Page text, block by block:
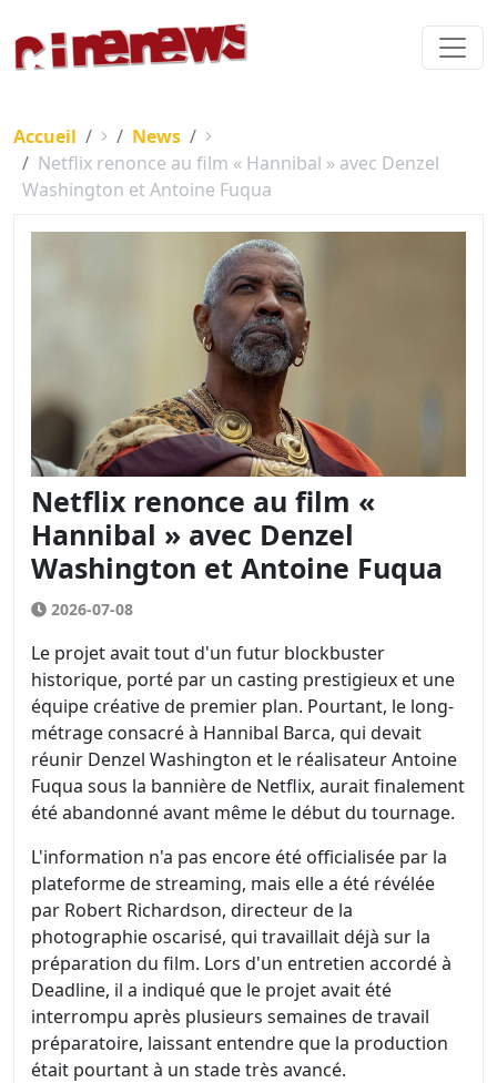
Accueil
News
Netflix renonce au film « Hannibal » avec Denzel
Washington et Antoine Fuqua
Netflix renonce au film «
Hannibal » avec Denzel
Washington et Antoine Fuqua
2026-07-08
Le projet avait tout d'un futur blockbuster
historique, porté par un casting prestigieux et une
équipe créative de premier plan. Pourtant, le long-
métrage consacré à Hannibal Barca, qui devait
réunir Denzel Washington et le réalisateur Antoine
Fuqua sous la bannière de Netflix, aurait finalement
été abandonné avant même le début du tournage.
L'information n'a pas encore été officialisée par la
plateforme de streaming, mais elle a été révélée
par Robert Richardson, directeur de la
photographie oscarisé, qui travaillait déjà sur la
préparation du film. Lors d'un entretien accordé à
Deadline, il a indiqué que le projet avait été
interrompu après plusieurs semaines de travail
préparatoire, laissant entendre que la production
était pourtant à un stade très avancé.